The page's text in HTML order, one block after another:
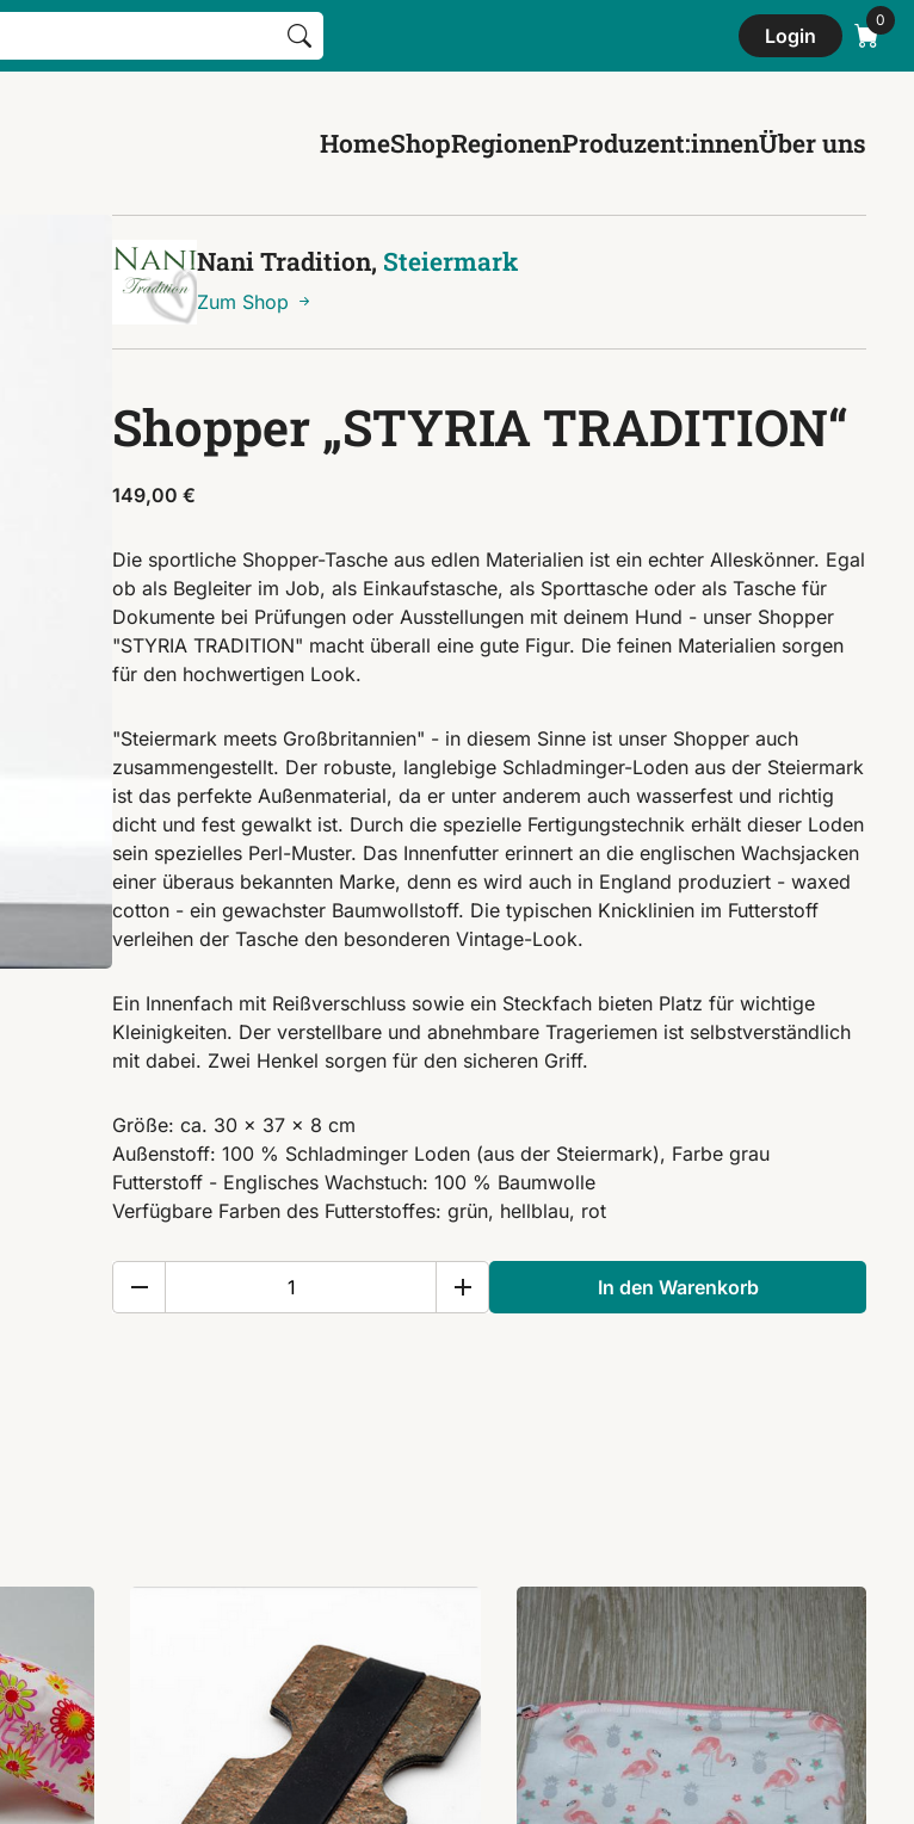
Search Button
Login
HomeShopRegionenProduzent:innenÜber uns
Nani Tradition, Steiermark
Zum Shop
Shopper „STYRIA TRADITION“
149,00 €
Die sportliche Shopper-Tasche aus edlen Materialien ist ein echter Alleskönner. Egal
ob als Begleiter im Job, als Einkaufstasche, als Sporttasche oder als Tasche für
Dokumente bei Prüfungen oder Ausstellungen mit deinem Hund - unser Shopper
"STYRIA TRADITION" macht überall eine gute Figur. Die feinen Materialien sorgen
für den hochwertigen Look.
"Steiermark meets Großbritannien" - in diesem Sinne ist unser Shopper auch
zusammengestellt. Der robuste, langlebige Schladminger-Loden aus der Steiermark
ist das perfekte Außenmaterial, da er unter anderem auch wasserfest und richtig
dicht und fest gewalkt ist. Durch die spezielle Fertigungstechnik erhält dieser Loden
sein spezielles Perl-Muster. Das Innenfutter erinnert an die englischen Wachsjacken
einer überaus bekannten Marke, denn es wird auch in England produziert - waxed
cotton - ein gewachster Baumwollstoff. Die typischen Knicklinien im Futterstoff
verleihen der Tasche den besonderen Vintage-Look.
Ein Innenfach mit Reißverschluss sowie ein Steckfach bieten Platz für wichtige
Kleinigkeiten. Der verstellbare und abnehmbare Trageriemen ist selbstverständlich
mit dabei. Zwei Henkel sorgen für den sicheren Griff.
Größe: ca. 30 x 37 x 8 cm
Außenstoff: 100 % Schladminger Loden (aus der Steiermark), Farbe grau
Futterstoff - Englisches Wachstuch: 100 % Baumwolle
Verfügbare Farben des Futterstoffes: grün, hellblau, rot
In den Warenkorb